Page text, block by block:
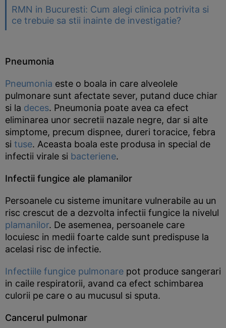
RMN in Bucuresti: Cum alegi clinica potrivita si
ce trebuie sa stii inainte de investigatie?
Pneumonia
Pneumonia este o boala in care alveolele
pulmonare sunt afectate sever, putand duce chiar
si la deces. Pneumonia poate avea ca efect
eliminarea unor secretii nazale negre, dar si alte
simptome, precum dispnee, dureri toracice, febra
si tuse. Aceasta boala este produsa in special de
infectii virale si bacteriene.
Infectii fungice ale plamanilor
Persoanele cu sisteme imunitare vulnerabile au un
risc crescut de a dezvolta infectii fungice la nivelul
plamanilor. De asemenea, persoanele care
locuiesc in medii foarte calde sunt predispuse la
acelasi risc de infectie.
Infectiile fungice pulmonare pot produce sangerari
in caile respiratorii, avand ca efect schimbarea
culorii pe care o au mucusul si sputa.
Cancerul pulmonar